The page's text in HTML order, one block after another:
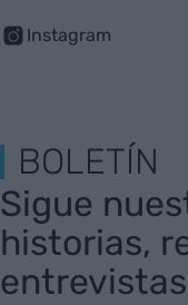
Instagram
BOLETÍN
Sigue
historias,